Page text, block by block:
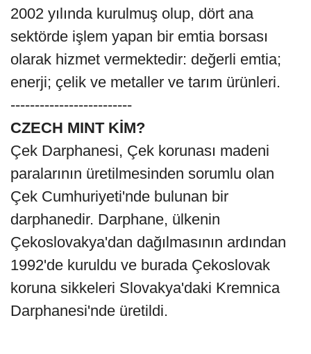
2002 yılında kurulmuş olup, dört ana
sektörde işlem yapan bir emtia borsası
olarak hizmet vermektedir: değerli emtia;
enerji; çelik ve metaller ve tarım ürünleri.
-------------------------
CZECH MINT KİM?
Çek Darphanesi, Çek korunası madeni
paralarının üretilmesinden sorumlu olan
Çek Cumhuriyeti'nde bulunan bir
darphanedir. Darphane, ülkenin
Çekoslovakya'dan dağılmasının ardından
1992'de kuruldu ve burada Çekoslovak
koruna sikkeleri Slovakya'daki Kremnica
Darphanesi'nde üretildi.